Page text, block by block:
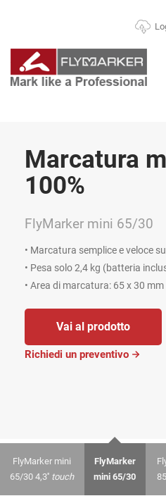
Marcatura
100%
FlyMarker mini 65/30
• Marcatura semplice e veloce
• Pesa solo 2,4 kg (batteria
• Area di marcatura: 65 x 30 mm
Vai al prodotto
Richiedi un preventivo
FlyMarker mini
65/30 4,3'' touch
FlyMarker
mini 65/30